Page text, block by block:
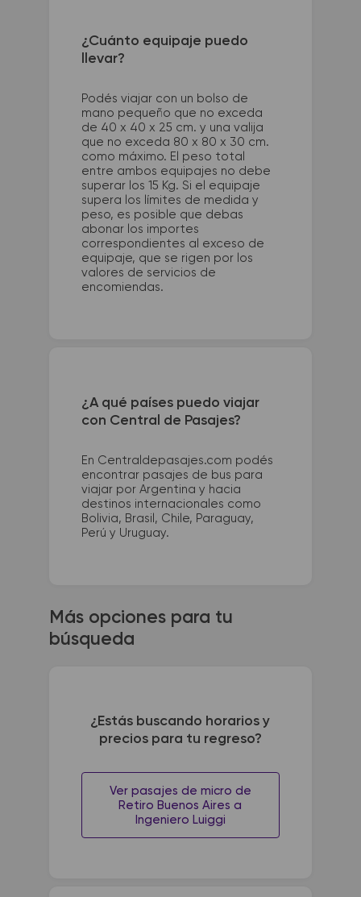
¿Cuánto equipaje puedo
llevar?
Podés viajar con un bolso de
mano pequeño que no exceda
de 40 x 40 x 25 cm. y una valija
que no exceda 80 x 80 x 30 cm.
como máximo. El peso total
entre ambos equipajes no debe
superar los 15 Kg. Si el equipaje
supera los límites de medida y
peso, es posible que debas
abonar los importes
correspondientes al exceso de
equipaje, que se rigen por los
valores de servicios de
encomiendas.
¿A qué países puedo viajar
con Central de Pasajes?
En Centraldepasajes.com podés
encontrar pasajes de bus para
viajar por Argentina y hacia
destinos internacionales como
Bolivia, Brasil, Chile, Paraguay,
Perú y Uruguay.
Más opciones para tu
búsqueda
¿Estás buscando horarios y
precios para tu regreso?
Ver pasajes de micro de
Retiro Buenos Aires a
Ingeniero Luiggi